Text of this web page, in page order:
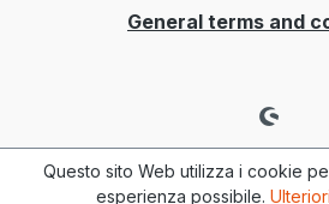
General terms and
Questo sito Web utilizza i cookie
esperienza possibile.